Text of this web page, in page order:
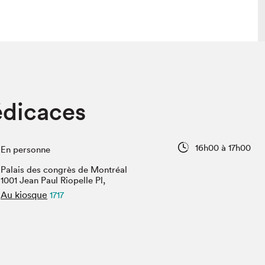
Vidéos et balados
En personne
16h00 à 17h00
Palais des congrès de Montréal
1001 Jean Paul Riopelle Pl,
Au kiosque 1717